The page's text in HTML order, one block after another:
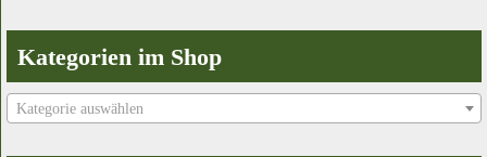
Kategorien im Shop
Kategorie auswählen